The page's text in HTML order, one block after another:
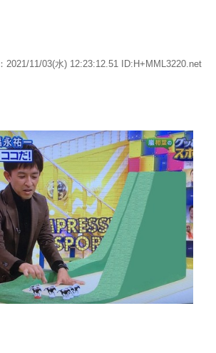
：2021/11/03(水) 12:23:12.51 ID:H+MML3220.net